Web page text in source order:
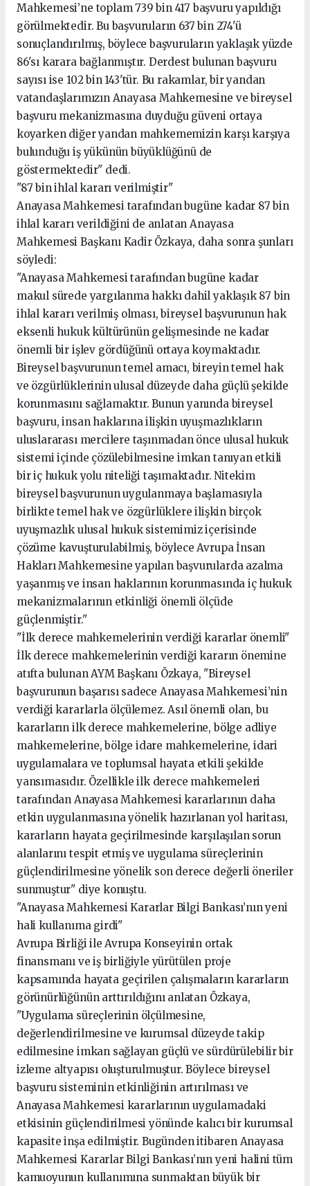
Mahkemesi’ne toplam 739 bin 417 başvuru yapıldığı
görülmektedir. Bu başvuruların 637 bin 274'ü
sonuçlandırılmış, böylece başvuruların yaklaşık yüzde
86'sı karara bağlanmıştır. Derdest bulunan başvuru
sayısı ise 102 bin 143'tür. Bu rakamlar, bir yandan
vatandaşlarımızın Anayasa Mahkemesine ve bireysel
başvuru mekanizmasına duyduğu güveni ortaya
koyarken diğer yandan mahkememizin karşı karşıya
bulunduğu iş yükünün büyüklüğünü de
göstermektedir" dedi.
"87 bin ihlal kararı verilmiştir"
Anayasa Mahkemesi tarafından bugüne kadar 87 bin
ihlal kararı verildiğini de anlatan Anayasa
Mahkemesi Başkanı Kadir Özkaya, daha sonra şunları
söyledi:
"Anayasa Mahkemesi tarafından bugüne kadar
makul sürede yargılanma hakkı dahil yaklaşık 87 bin
ihlal kararı verilmiş olması, bireysel başvurunun hak
eksenli hukuk kültürünün gelişmesinde ne kadar
önemli bir işlev gördüğünü ortaya koymaktadır.
Bireysel başvurunun temel amacı, bireyin temel hak
ve özgürlüklerinin ulusal düzeyde daha güçlü şekilde
korunmasını sağlamaktır. Bunun yanında bireysel
başvuru, insan haklarına ilişkin uyuşmazlıkların
uluslararası mercilere taşınmadan önce ulusal hukuk
sistemi içinde çözülebilmesine imkan tanıyan etkili
bir iç hukuk yolu niteliği taşımaktadır. Nitekim
bireysel başvurunun uygulanmaya başlamasıyla
birlikte temel hak ve özgürlüklere ilişkin birçok
uyuşmazlık ulusal hukuk sistemimiz içerisinde
çözüme kavuşturulabilmiş, böylece Avrupa İnsan
Hakları Mahkemesine yapılan başvurularda azalma
yaşanmış ve insan haklarının korunmasında iç hukuk
mekanizmalarının etkinliği önemli ölçüde
güçlenmiştir."
"İlk derece mahkemelerinin verdiği kararlar önemli"
İlk derece mahkemelerinin verdiği kararın önemine
atıfta bulunan AYM Başkanı Özkaya, "Bireysel
başvurunun başarısı sadece Anayasa Mahkemesi’nin
verdiği kararlarla ölçülemez. Asıl önemli olan, bu
kararların ilk derece mahkemelerine, bölge adliye
mahkemelerine, bölge idare mahkemelerine, idari
uygulamalara ve toplumsal hayata etkili şekilde
yansımasıdır. Özellikle ilk derece mahkemeleri
tarafından Anayasa Mahkemesi kararlarının daha
etkin uygulanmasına yönelik hazırlanan yol haritası,
kararların hayata geçirilmesinde karşılaşılan sorun
alanlarını tespit etmiş ve uygulama süreçlerinin
güçlendirilmesine yönelik son derece değerli öneriler
sunmuştur" diye konuştu.
"Anayasa Mahkemesi Kararlar Bilgi Bankası’nın yeni
hali kullanıma girdi"
Avrupa Birliği ile Avrupa Konseyinin ortak
finansmanı ve iş birliğiyle yürütülen proje
kapsamında hayata geçirilen çalışmaların kararların
görünürlüğünün arttırıldığını anlatan Özkaya,
"Uygulama süreçlerinin ölçülmesine,
değerlendirilmesine ve kurumsal düzeyde takip
edilmesine imkan sağlayan güçlü ve sürdürülebilir bir
izleme altyapısı oluşturulmuştur. Böylece bireysel
başvuru sisteminin etkinliğinin artırılması ve
Anayasa Mahkemesi kararlarının uygulamadaki
etkisinin güçlendirilmesi yönünde kalıcı bir kurumsal
kapasite inşa edilmiştir. Bugünden itibaren Anayasa
Mahkemesi Kararlar Bilgi Bankası’nın yeni halini tüm
kamuoyunun kullanımına sunmaktan büyük bir